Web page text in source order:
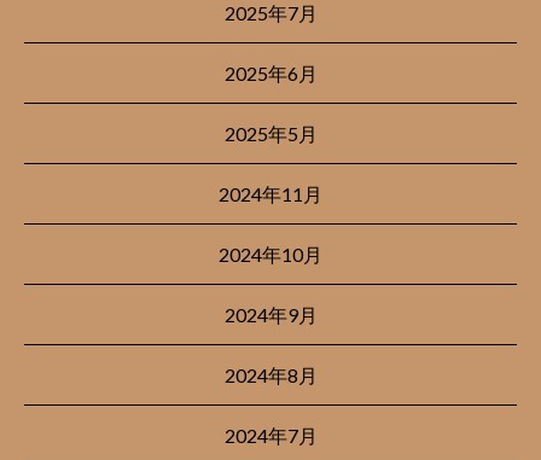
2025年7月
2025年6月
2025年5月
2024年11月
2024年10月
2024年9月
2024年8月
2024年7月